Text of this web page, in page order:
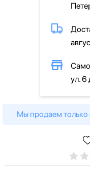
ул. 6
Мы продаем только